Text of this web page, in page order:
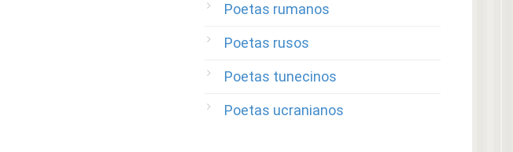
Poetas rumanos
Poetas rusos
Poetas tunecinos
Poetas ucranianos